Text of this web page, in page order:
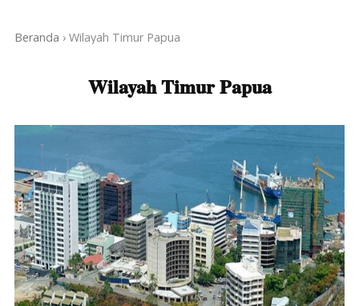
Beranda › Wilayah Timur Papua
Wilayah Timur Papua